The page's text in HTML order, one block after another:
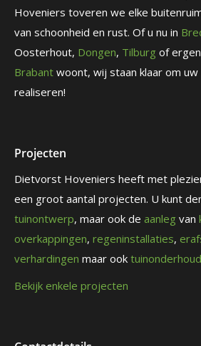
Hoveniers toveren we elke
van schoonheid en rust. Of u nu in
Oosterhout, Dongen, Tilburg of
Brabant woont, wij staan klaar om
realiseren!
Projecten
Dietvorst Hoveniers heeft met
een groot aantal projecten. U kunt
tuinontwerp, maar ook de aanleg van
overkappingen, regeninstallaties,
verhardingen maar ook tuinonderhoud
Bekijk enkele projecten